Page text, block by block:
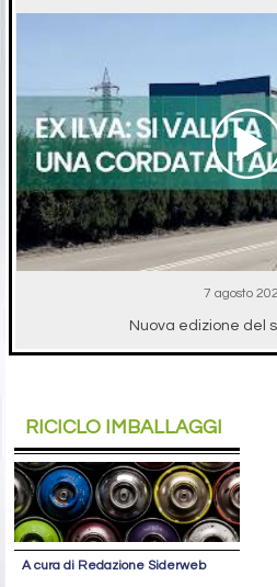
7 agosto
Nuova edizione del
RICICLO IMBALLAGGI
A cura di Redazione Siderweb